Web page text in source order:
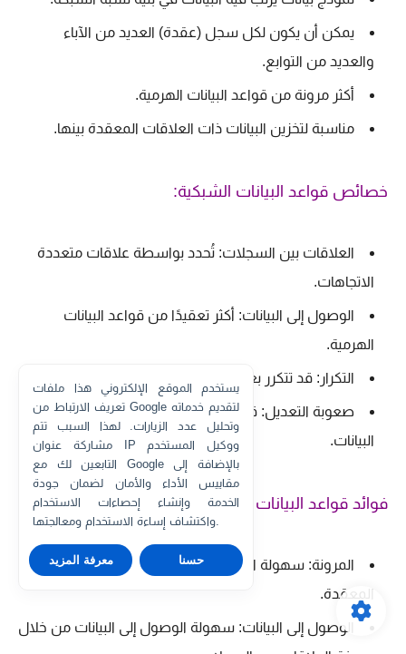
يمكن أن يكون لكل سجل (عقدة) العديد من الآباء
والعديد من التوابع.
أكثر مرونة من قواعد البيانات الهرمية.
مناسبة لتخزين البيانات ذات العلاقات المعقدة بينها.
خصائص قواعد البيانات الشبكية:
العلاقات بين السجلات: تُحدد بواسطة علاقات متعددة
الاتجاهات.
الوصول إلى البيانات: أكثر تعقيدًا من قواعد البيانات
الهرمية.
التكرار: قد تتكرر بعض البيانات في بعض الأحيان.
صعوبة التعديل: قد يكون من الصعب تغيير بنية قاعدة
البيانات.
فوائد قواعد البيانات الشبكية:
المرونة: سهولة استخدامها لتخزين البيانات ذات العلاقات
المعقدة.
الوصول إلى البيانات: سهولة الوصول إلى البيانات من خلال
يستخدم الموقع الإلكتروني هذا ملفات
تعريف الارتباط من Google لتقديم خدماته
وتحليل عدد الزيارات. لهذا السبب تتم
مشاركة عنوان IP ووكيل المستخدم
التابعين لك مع Google بالإضافة إلى
مقاييس الأداء والأمان لضمان جودة
الخدمة وإنشاء إحصاءات الاستخدام
واكتشاف إساءة الاستخدام ومعالجتها.
معرفة المزيد حسنا